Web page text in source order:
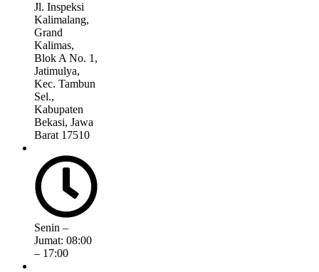
Jl. Inspeksi
Kalimalang,
Grand
Kalimas,
Blok A No. 1,
Jatimulya,
Kec. Tambun
Sel.,
Kabupaten
Bekasi, Jawa
Barat 17510
Senin –
Jumat: 08:00
– 17:00